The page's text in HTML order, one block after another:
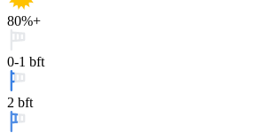
80%+
0-1 bft
2 bft